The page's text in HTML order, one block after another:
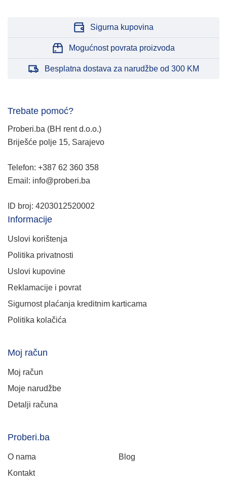
Sigurna kupovina
Mogućnost povrata proizvoda
Besplatna dostava za narudžbe od 300 KM
Trebate pomoć?
Proberi.ba (BH rent d.o.o.)
Briješće polje 15, Sarajevo
Telefon: +387 62 360 358
Email: info@proberi.ba
ID broj: 4203012520002
Informacije
Uslovi korištenja
Politika privatnosti
Uslovi kupovine
Reklamacije i povrat
Sigurnost plaćanja kreditnim karticama
Politika kolačića
Moj račun
Moj račun
Moje narudžbe
Detalji računa
Proberi.ba
O nama
Blog
Kontakt